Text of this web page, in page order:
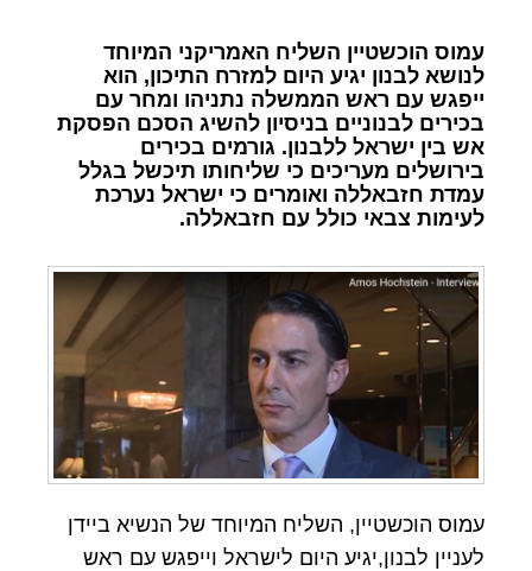
עמוס הוכשטיין השליח האמריקני המיוחד
לנושא לבנון יגיע היום למזרח התיכון, הוא
ייפגש עם ראש הממשלה נתניהו ומחר עם
בכירים לבנוניים בניסיון להשיג הסכם הפסקת
אש בין ישראל ללבנון. גורמים בכירים
בירושלים מעריכים כי שליחותו תיכשל בגלל
עמדת חזבאללה ואומרים כי ישראל נערכת
לעימות צבאי כולל עם חזבאללה.
עמוס הוכשטיין, השליח המיוחד של הנשיא ביידן
לעניין לבנון,יגיע היום לישראל וייפגש עם ראש